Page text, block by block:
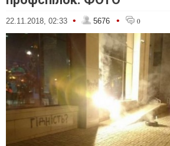
22.11.2018, 02:33 • 5676 • 0